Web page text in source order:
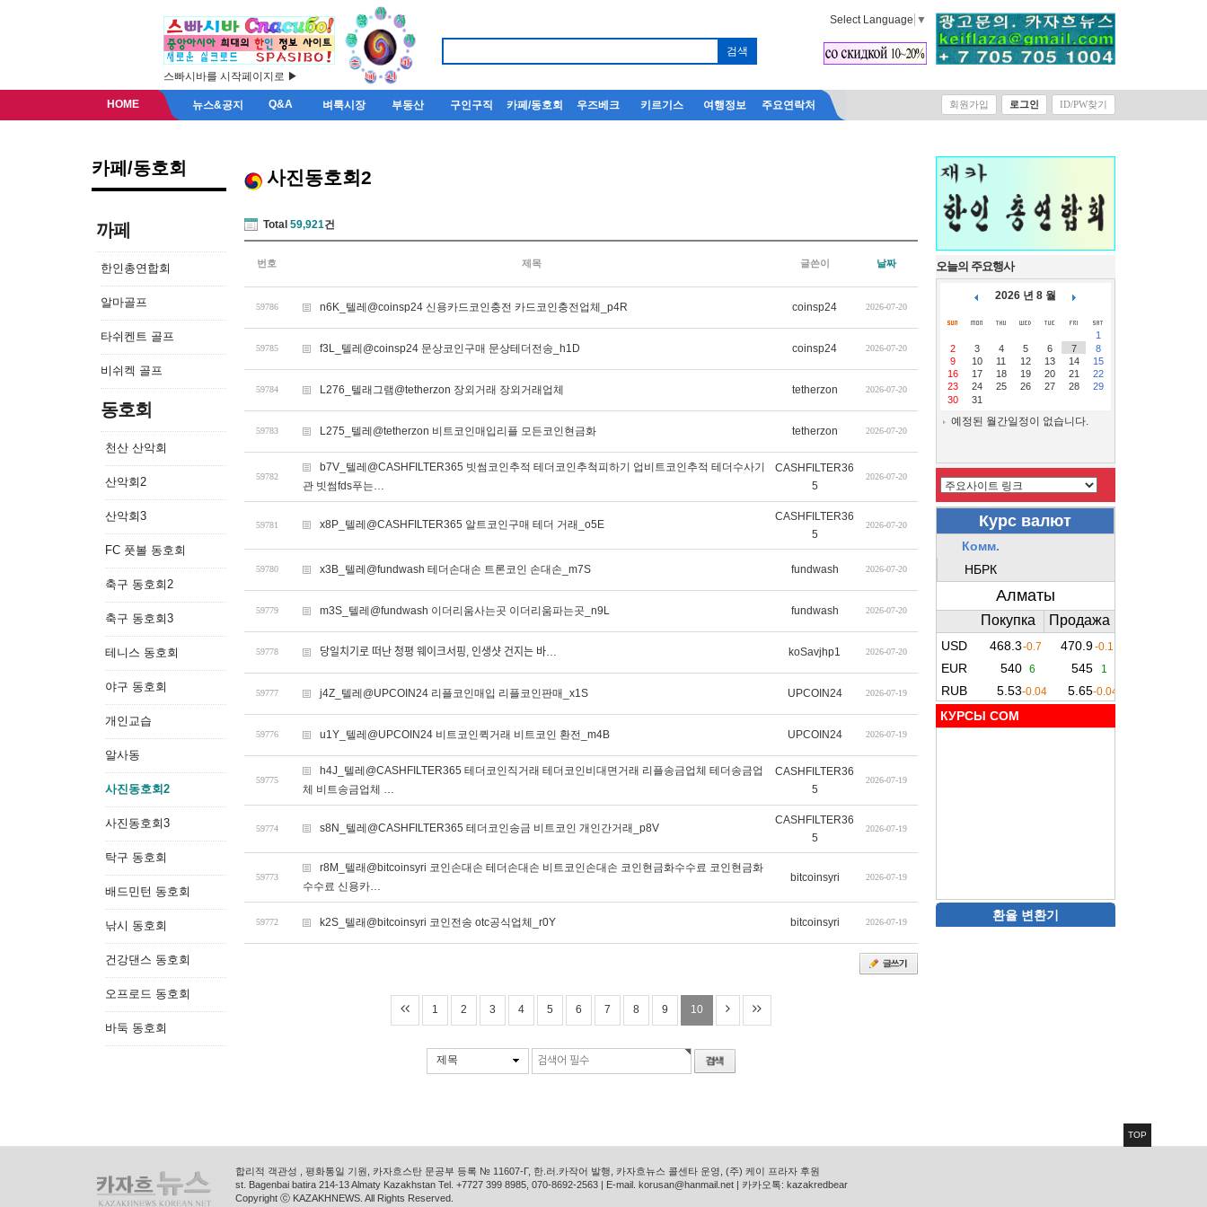
스빠시바를 시작페이지로 ▶
Select Language ▼
HOME 뉴스&공지 Q&A 벼룩시장 부동산 구인구직 카페/동호회 우즈베크 키르기스 여행정보 주요연락처 회원가입 로그인 ID/PW찾기
카페/동호회
까페
한인총연합회
알마골프
타쉬켄트 골프
비쉬켁 골프
동호회
천산 산악회
산악회2
산악회3
FC 풋볼 동호회
축구 동호회2
축구 동호회3
테니스 동호회
야구 동호회
개인교습
알사동
사진동호회2
사진동호회3
탁구 동호회
배드민턴 동호회
낚시 동호회
건강댄스 동호회
오프로드 동호회
바둑 동호회
사진동호회2
Total 59,921건
번호 제목 글쓴이 날짜
59786 n6K_텔레@coinsp24 신용카드코인충전 카드코인충전업체_p4R coinsp24 2026-07-20
59785 f3L_텔레@coinsp24 문상코인구매 문상테더전송_h1D coinsp24 2026-07-20
59784 L276_텔래그램@tetherzon 장외거래 장외거래업체 tetherzon 2026-07-20
59783 L275_텔레@tetherzon 비트코인매입리플 모든코인현금화 tetherzon 2026-07-20
59782
b7V_텔레@CASHFILTER365 빗썸코인추적 테더코인추척피하기 업비트코인추적 테더수사기
관 빗썸fds푸는…
CASHFILTER36
5
2026-07-20
59781 x8P_텔레@CASHFILTER365 알트코인구매 테더 거래_o5E
CASHFILTER36
5
2026-07-20
59780 x3B_텔레@fundwash 테더손대손 트론코인 손대손_m7S fundwash 2026-07-20
59779 m3S_텔레@fundwash 이더리움사는곳 이더리움파는곳_n9L fundwash 2026-07-20
59778 당일치기로 떠난 청평 웨이크서핑, 인생샷 건지는 바… koSavjhp1 2026-07-20
59777 j4Z_텔레@UPCOIN24 리플코인매입 리플코인판매_x1S UPCOIN24 2026-07-19
59776 u1Y_텔레@UPCOIN24 비트코인퀵거래 비트코인 환전_m4B UPCOIN24 2026-07-19
59775
h4J_텔레@CASHFILTER365 테더코인직거래 테더코인비대면거래 리플송금업체 테더송금업
체 비트송금업체 …
CASHFILTER36
5
2026-07-19
59774 s8N_텔레@CASHFILTER365 테더코인송금 비트코인 개인간거래_p8V
CASHFILTER36
5
2026-07-19
59773
r8M_텔래@bitcoinsyri 코인손대손 테더손대손 비트코인손대손 코인현금화수수료 코인현금화
수수료 신용카…
bitcoinsyri 2026-07-19
59772 k2S_텔래@bitcoinsyri 코인전송 otc공식업체_r0Y bitcoinsyri 2026-07-19
1 2 3 4 5 6 7 8 9 10
제목
오늘의 주요행사
2026 년 8 월
1
2
3 4 5 6 7
8
9
10 11 12 13 14
15
16
17 18 19 20 21
22
23
24 25 26 27 28
29
30
31
예정된 월간일정이 없습니다.
КУРСЫ COM
환율 변환기
합리적 객관성 , 평화통일 기원, 카자흐스탄 문공부 등록 № 11607-Г, 한.러.카작어 발행, 카자흐뉴스 콜센타 운영, (주) 케이 프라자 후원
st. Bagenbai batira 214-13 Almaty Kazakhstan Tel. +7727 399 8985, 070-8692-2563 | E-mail. korusan@hanmail.net | 카카오톡: kazakredbear
Copyright ⓒ KAZAKHNEWS. All Rights Reserved.
TOP